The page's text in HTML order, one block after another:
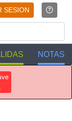
SESION
NOTAS